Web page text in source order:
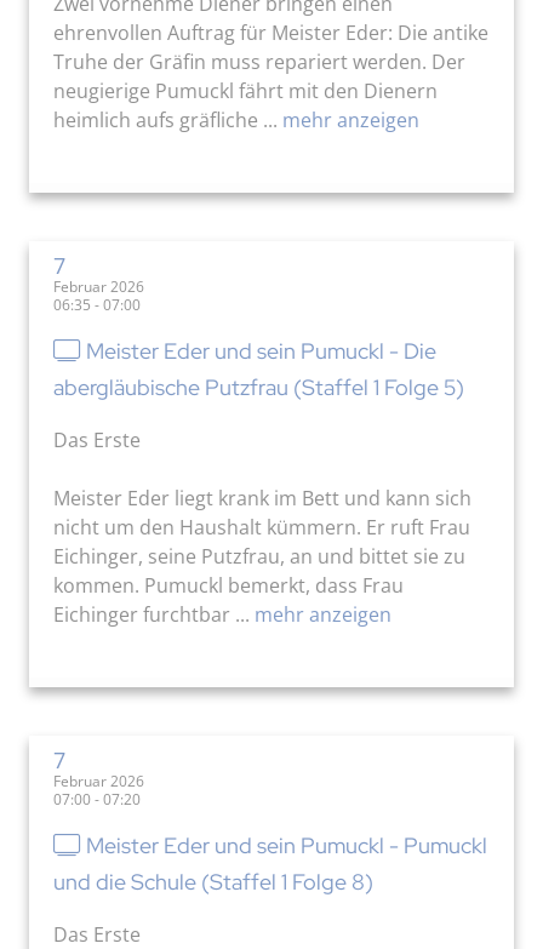
ehrenvollen Auftrag für Meister Eder: Die antike
Truhe der Gräfin muss repariert werden. Der
neugierige Pumuckl fährt mit den Dienern
heimlich aufs gräfliche ... mehr anzeigen
7
Februar 2026
06:35 - 07:00
Meister Eder und sein Pumuckl - Die
abergläubische Putzfrau (Staffel 1 Folge 5)
Das Erste
Meister Eder liegt krank im Bett und kann sich
nicht um den Haushalt kümmern. Er ruft Frau
Eichinger, seine Putzfrau, an und bittet sie zu
kommen. Pumuckl bemerkt, dass Frau
Eichinger furchtbar ... mehr anzeigen
7
Februar 2026
07:00 - 07:20
Meister Eder und sein Pumuckl - Pumuckl
und die Schule (Staffel 1 Folge 8)
Das Erste